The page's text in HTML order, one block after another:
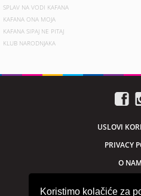
Koristimo kolačiće za
SPLAV NA VODI KAFANA
KAFANA ONA MOJA
KAFANA SIPAJ NE PITAJ
KLUB NARODNJAKA
USLOVI
PRIVACY
O